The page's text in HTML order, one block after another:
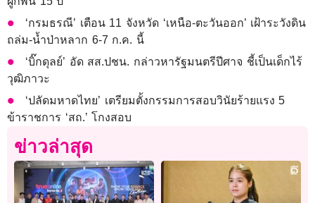
‘กรมธรณี’ เตือน 11 จังหวัด ‘เหนือ-ตะวันออก’ เฝ้าระวังดิน
ถล่ม-น้ำป่าหลาก 6-7 ก.ค. นี้
‘บิ๊กดุลย์’ อัด สส.ปชน. กล่าวหารัฐมนตรีปีศาจ ชี้เป็นเด็กไร้
วุฒิภาวะ
‘ปลัดมหาดไทย’ เตรียมตั้งกรรมการสอบวินัยร้ายแรง 5
ข้าราชการ ‘สถ.’ โกงสอบ
ข่าวล่าสุด